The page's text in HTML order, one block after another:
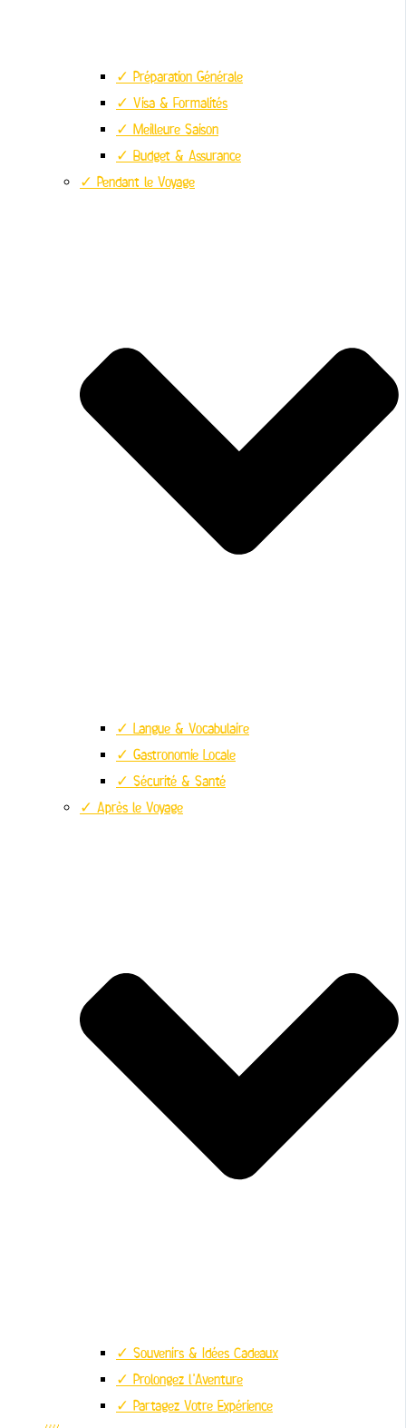
✓ Préparation Générale
✓ Visa & Formalités
✓ Meilleure Saison
✓ Budget & Assurance
✓ Pendant le Voyage
✓ Langue & Vocabulaire
✓ Gastronomie Locale
✓ Sécurité & Santé
✓ Après le Voyage
✓ Souvenirs & Idées Cadeaux
✓ Prolongez l’Aventure
✓ Partagez Votre Expérience